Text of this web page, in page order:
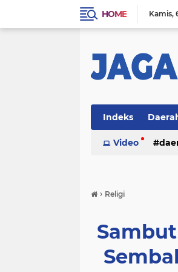
HOME Kamis
Indeks
Video
› Religi